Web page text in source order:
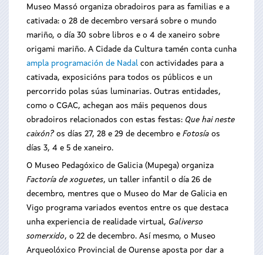
Museo Massó organiza obradoiros para as familias e a
cativada: o 28 de decembro versará sobre o mundo
mariño, o día 30 sobre libros e o 4 de xaneiro sobre
origami mariño. A Cidade da Cultura tamén conta cunha
ampla programación de Nadal con actividades para a
cativada, exposicións para todos os públicos e un
percorrido polas súas luminarias. Outras entidades,
como o CGAC, achegan aos máis pequenos dous
obradoiros relacionados con estas festas: Que hai neste
caixón?os días 27, 28 e 29 de decembro e Fotosía os
días 3, 4 e 5 de xaneiro.
O Museo Pedagóxico de Galicia (Mupega) organiza
Factoría de xoguetes, un taller infantil o día 26 de
decembro, mentres que o Museo do Mar de Galicia en
Vigo programa variados eventos entre os que destaca
unha experiencia de realidade virtual, Galiverso
somerxido, o 22 de decembro. Así mesmo, o Museo
Arqueolóxico Provincial de Ourense aposta por dar a